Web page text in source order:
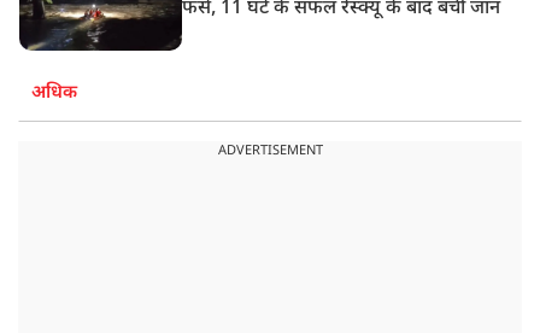
फंसे, 11 घंटे के सफल रेस्क्यू के बाद बची जान
अधिक
ADVERTISEMENT